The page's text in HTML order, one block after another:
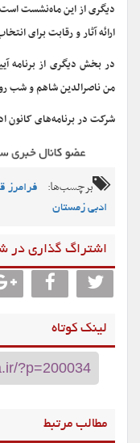
دیگری از این ماه‌نشست است.
ارائه آثار و رقابت برای
در بخش دیگری از برنامه
من ناصرالدین شاهم و شب
شرکت در برنامه‌های کانون
برچسب‌ها: فرامرز
ادبی زمستان
اشتراگ گذاری در
لینک کوتاه
مطالب مرتبط